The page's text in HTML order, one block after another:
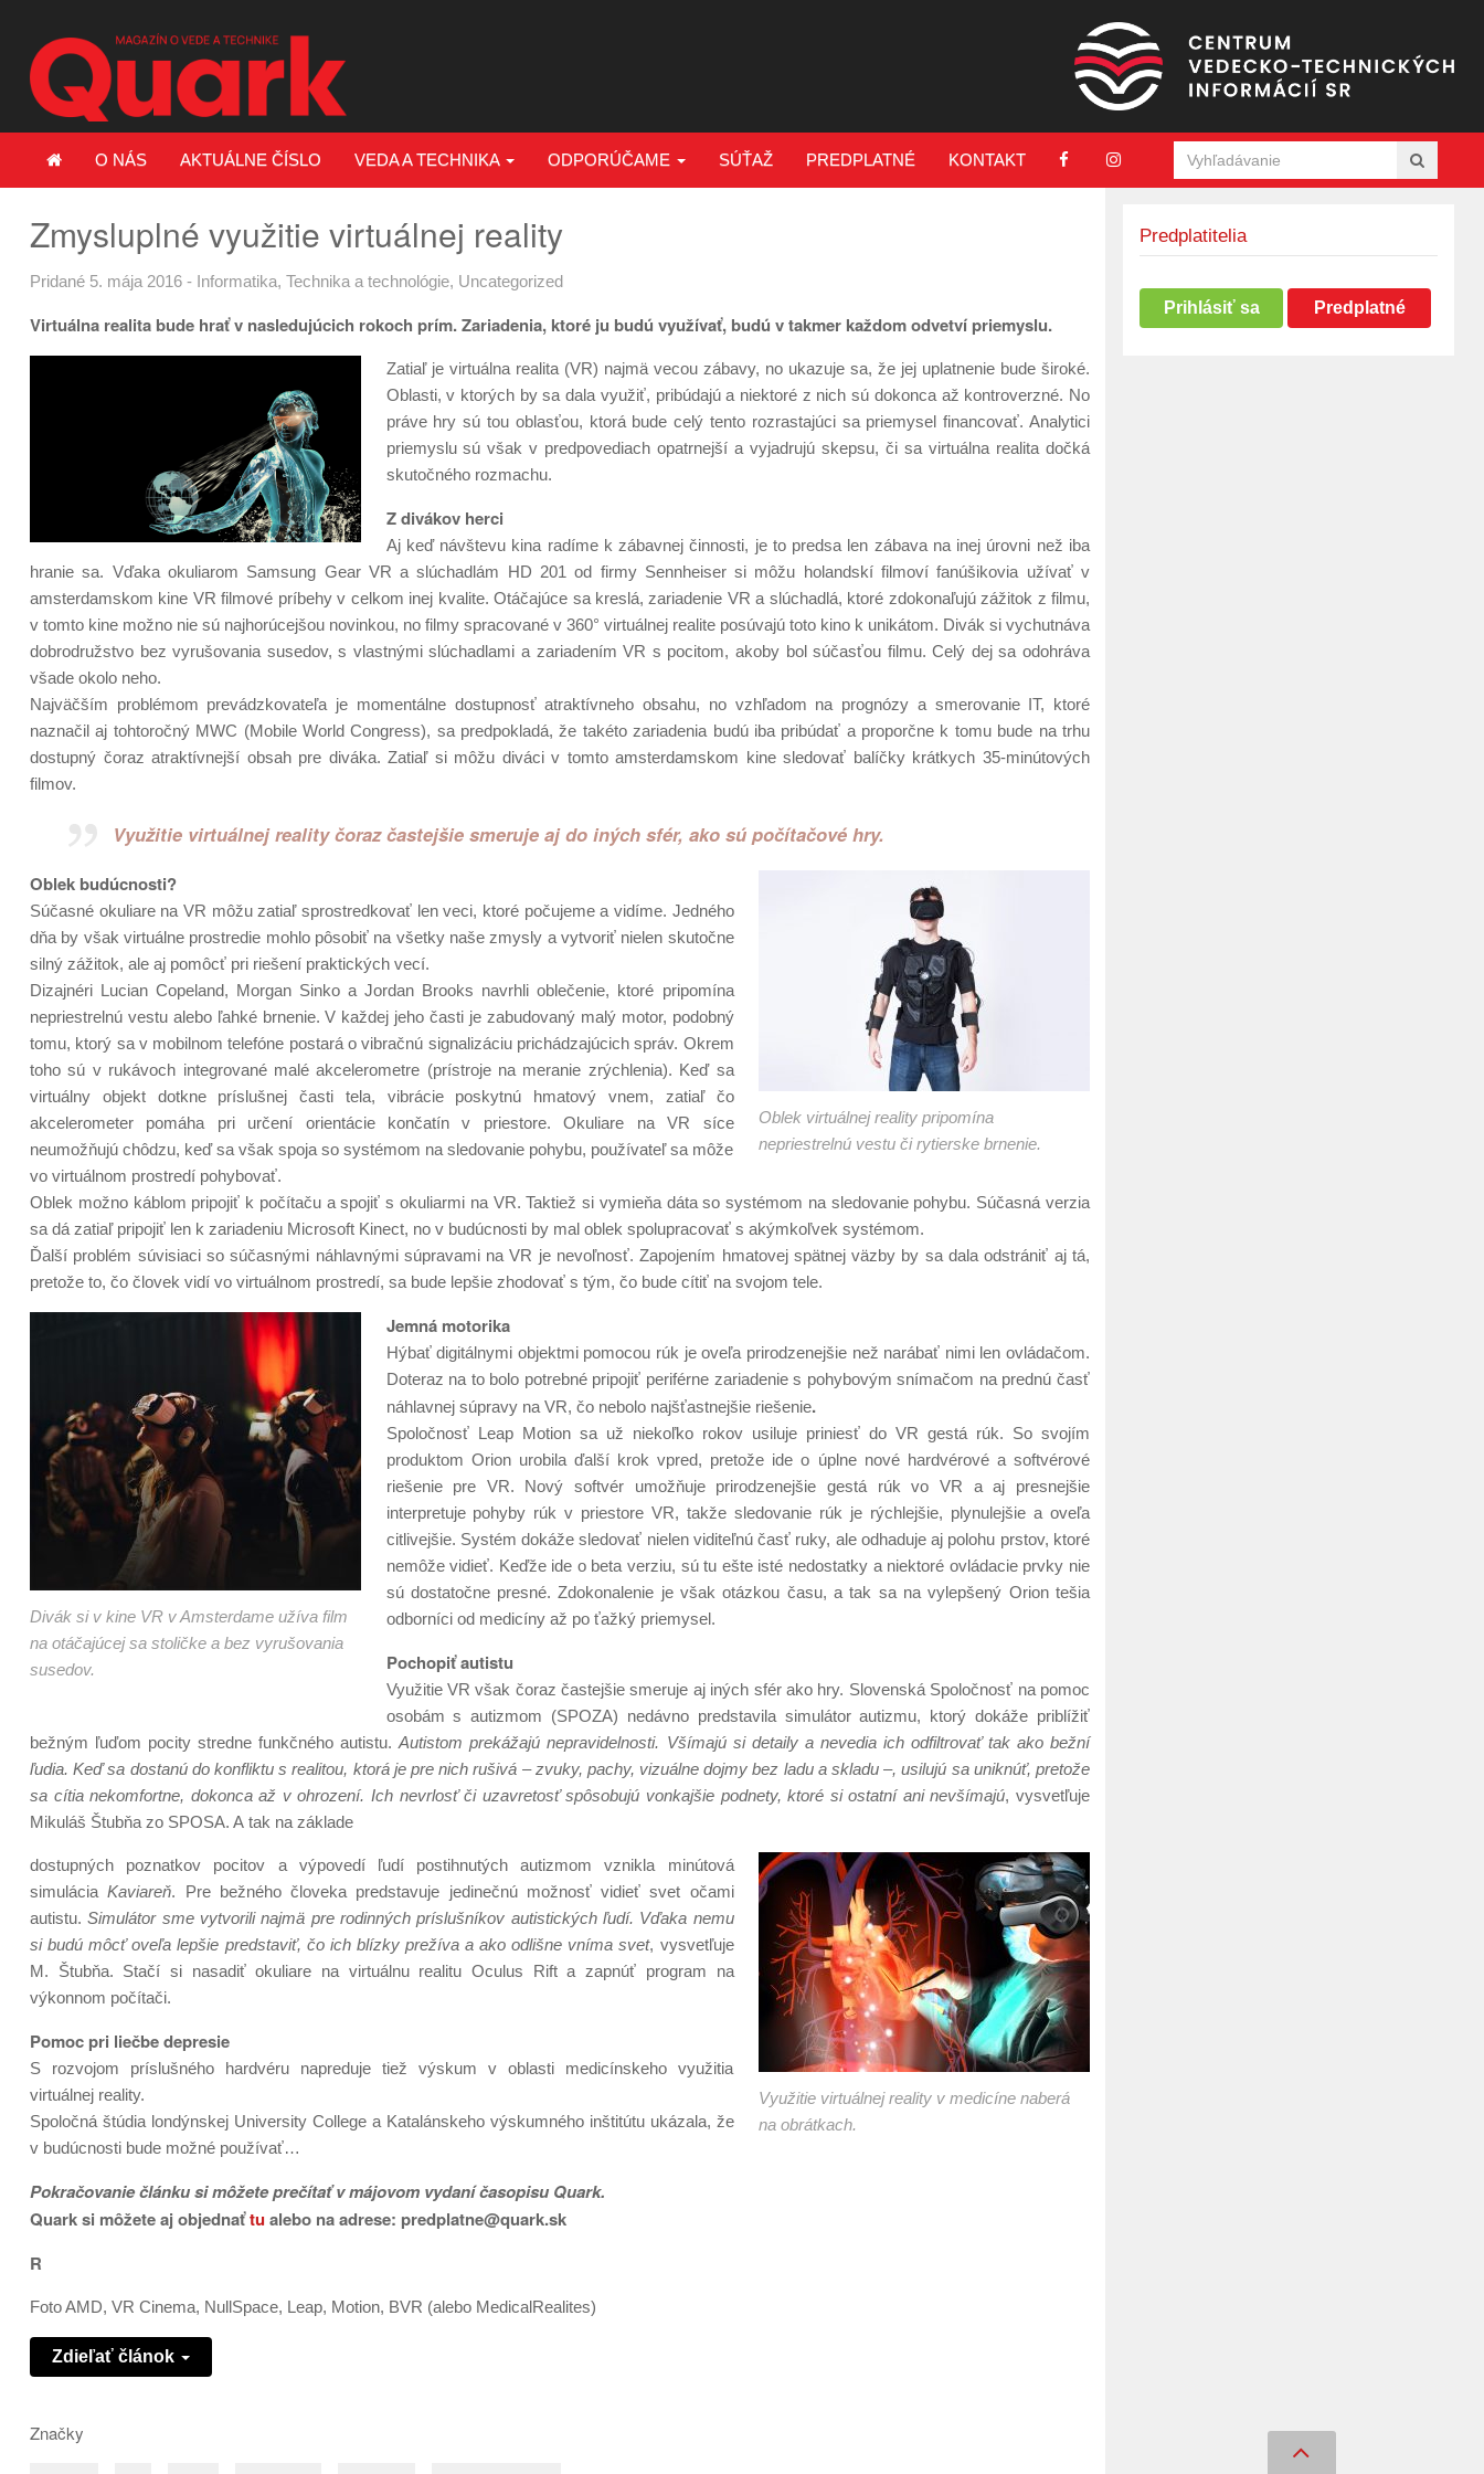
O NÁS AKTUÁLNE ČÍSLO VEDA A TECHNIKA ODPORÚČAME SÚŤAŽ PREDPLATNÉ KONTAKT
Zmysluplné využitie virtuálnej reality
Pridané 5. mája 2016 - Informatika, Technika a technológie, Uncategorized
Virtuálna realita bude hrať v nasledujúcich rokoch prím. Zariadenia, ktoré ju budú využívať, budú v takmer každom odvetví priemyslu.
Zatiaľ je virtuálna realita (VR) najmä vecou zábavy, no ukazuje sa, že jej uplatnenie bude široké.
Oblasti, v ktorých by sa dala využiť, pribúdajú a niektoré z nich sú dokonca až kontroverzné. No
práve hry sú tou oblasťou, ktorá bude celý tento rozrastajúci sa priemysel financovať. Analytici
priemyslu sú však v predpovediach opatrnejší a vyjadrujú skepsu, či sa virtuálna realita dočká
skutočného rozmachu.
Z divákov herci
Aj keď návštevu kina radíme k zábavnej činnosti, je to predsa len zábava na inej úrovni než iba
hranie sa. Vďaka okuliarom Samsung Gear VR a slúchadlám HD 201 od firmy Sennheiser si môžu holandskí filmoví fanúšikovia užívať v
amsterdamskom kine VR filmové príbehy v celkom inej kvalite. Otáčajúce sa kreslá, zariadenie VR a slúchadlá, ktoré zdokonaľujú zážitok z filmu,
v tomto kine možno nie sú najhorúcejšou novinkou, no filmy spracované v 360° virtuálnej realite posúvajú toto kino k unikátom. Divák si vychutnáva
dobrodružstvo bez vyrušovania susedov, s vlastnými slúchadlami a zariadením VR s pocitom, akoby bol súčasťou filmu. Celý dej sa odohráva
všade okolo neho.
Najväčším problémom prevádzkovateľa je momentálne dostupnosť atraktívneho obsahu, no vzhľadom na prognózy a smerovanie IT, ktoré
naznačil aj tohtoročný MWC (Mobile World Congress), sa predpokladá, že takéto zariadenia budú iba pribúdať a proporčne k tomu bude na trhu
dostupný čoraz atraktívnejší obsah pre diváka. Zatiaľ si môžu diváci v tomto amsterdamskom kine sledovať balíčky krátkych 35-minútových
filmov.
Využitie virtuálnej reality čoraz častejšie smeruje aj do iných sfér, ako sú počítačové hry.
Oblek virtuálnej reality pripomína
nepriestrelnú vestu či rytierske brnenie.
Oblek budúcnosti?
Súčasné okuliare na VR môžu zatiaľ sprostredkovať len veci, ktoré počujeme a vidíme. Jedného
dňa by však virtuálne prostredie mohlo pôsobiť na všetky naše zmysly a vytvoriť nielen skutočne
silný zážitok, ale aj pomôcť pri riešení praktických vecí.
Dizajnéri Lucian Copeland, Morgan Sinko a Jordan Brooks navrhli oblečenie, ktoré pripomína
nepriestrelnú vestu alebo ľahké brnenie. V každej jeho časti je zabudovaný malý motor, podobný
tomu, ktorý sa v mobilnom telefóne postará o vibračnú signalizáciu prichádzajúcich správ. Okrem
toho sú v rukávoch integrované malé akcelerometre (prístroje na meranie zrýchlenia). Keď sa
virtuálny objekt dotkne príslušnej časti tela, vibrácie poskytnú hmatový vnem, zatiaľ čo
akcelerometer pomáha pri určení orientácie končatín v priestore. Okuliare na VR síce
neumožňujú chôdzu, keď sa však spoja so systémom na sledovanie pohybu, používateľ sa môže
vo virtuálnom prostredí pohybovať.
Oblek možno káblom pripojiť k počítaču a spojiť s okuliarmi na VR. Taktiež si vymieňa dáta so systémom na sledovanie pohybu. Súčasná verzia
sa dá zatiaľ pripojiť len k zariadeniu Microsoft Kinect, no v budúcnosti by mal oblek spolupracovať s akýmkoľvek systémom.
Ďalší problém súvisiaci so súčasnými náhlavnými súpravami na VR je nevoľnosť. Zapojením hmatovej spätnej väzby by sa dala odstrániť aj tá,
pretože to, čo človek vidí vo virtuálnom prostredí, sa bude lepšie zhodovať s tým, čo bude cítiť na svojom tele.
Divák si v kine VR v Amsterdame užíva film
na otáčajúcej sa stoličke a bez vyrušovania
susedov.
Jemná motorika
Hýbať digitálnymi objektmi pomocou rúk je oveľa prirodzenejšie než narábať nimi len ovládačom.
Doteraz na to bolo potrebné pripojiť periférne zariadenie s pohybovým snímačom na prednú časť
náhlavnej súpravy na VR, čo nebolo najšťastnejšie riešenie.
Spoločnosť Leap Motion sa už niekoľko rokov usiluje priniesť do VR gestá rúk. So svojím
produktom Orion urobila ďalší krok vpred, pretože ide o úplne nové hardvérové a softvérové
riešenie pre VR. Nový softvér umožňuje prirodzenejšie gestá rúk vo VR a aj presnejšie
interpretuje pohyby rúk v priestore VR, takže sledovanie rúk je rýchlejšie, plynulejšie a oveľa
citlivejšie. Systém dokáže sledovať nielen viditeľnú časť ruky, ale odhaduje aj polohu prstov, ktoré
nemôže vidieť. Keďže ide o beta verziu, sú tu ešte isté nedostatky a niektoré ovládacie prvky nie
sú dostatočne presné. Zdokonalenie je však otázkou času, a tak sa na vylepšený Orion tešia
odborníci od medicíny až po ťažký priemysel.
Pochopiť autistu
Využitie VR však čoraz častejšie smeruje aj iných sfér ako hry. Slovenská Spoločnosť na pomoc
osobám s autizmom (SPOZA) nedávno predstavila simulátor autizmu, ktorý dokáže priblížiť
bežným ľuďom pocity stredne funkčného autistu.Autistom prekážajú nepravidelnosti. Všímajú si detaily a nevedia ich odfiltrovať tak ako bežní
ľudia. Keď sa dostanú do konfliktu s realitou, ktorá je pre nich rušivá – zvuky, pachy, vizuálne dojmy bez ladu a skladu –, usilujú sa uniknúť, pretože
sa cítia nekomfortne, dokonca až v ohrození. Ich nevrlosť či uzavretosť spôsobujú vonkajšie podnety, ktoré si ostatní ani nevšímajú, vysvetľuje
Mikuláš Štubňa zo SPOSA. A tak na základe
Využitie virtuálnej reality v medicíne naberá
na obrátkach.
dostupných poznatkov pocitov a výpovedí ľudí postihnutých autizmom vznikla minútová
simuláciaKaviareň. Pre bežného človeka predstavuje jedinečnú možnosť vidieť svet očami
autistu.Simulátor sme vytvorili najmä pre rodinných príslušníkov autistických ľudí. Vďaka nemu
si budú môcť oveľa lepšie predstaviť, čo ich blízky prežíva a ako odlišne vníma svet, vysvetľuje
M. Štubňa. Stačí si nasadiť okuliare na virtuálnu realitu Oculus Rift a zapnúť program na
výkonnom počítači.
Pomoc pri liečbe depresie
S rozvojom príslušného hardvéru napreduje tiež výskum v oblasti medicínskeho využitia
virtuálnej reality.
Spoločná štúdia londýnskej University College a Katalánskeho výskumného inštitútu ukázala, že
v budúcnosti bude možné používať…
Pokračovanie článku si môžete prečítať v májovom vydaní časopisu Quark.
Quark si môžete aj objednaťtualebo na adrese: predplatne@quark.sk
R
Foto AMD, VR Cinema, NullSpace, Leap, Motion, BVR (alebo MedicalRealites)
Zdieľať článok
Značky
Predplatitelia
Prihlásiť sa Predplatné